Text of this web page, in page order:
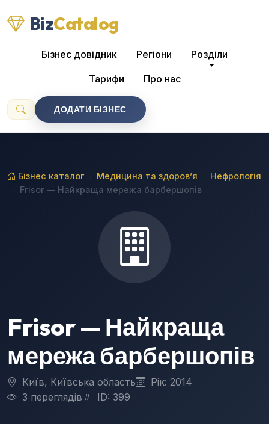
BizCatalog
Бізнес довідник Регіони Розділи
Тарифи Про нас
ДОДАТИ БІЗНЕС
Бізнес каталог Медицина та здоров’я
Нефрологія
Frisor — Найкраща мережа барбершопів
Frisor — Найкраща
мережа барбершопів
Київ, Київська область
Рік: 2014
3 переглядів
ID: 399